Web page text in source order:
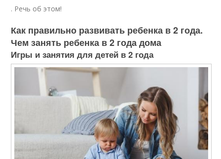
. Речь об этом!
Как правильно развивать ребенка в 2 года.
Чем занять ребенка в 2 года дома
Игры и занятия для детей в 2 года